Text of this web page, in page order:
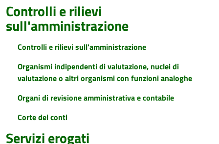
Controlli e rilievi
sull'amministrazione
Controlli e rilievi sull'amministrazione
Organismi indipendenti di valutazione, nuclei di
valutazione o altri organismi con funzioni analoghe
Organi di revisione amministrativa e contabile
Corte dei conti
Servizi erogati